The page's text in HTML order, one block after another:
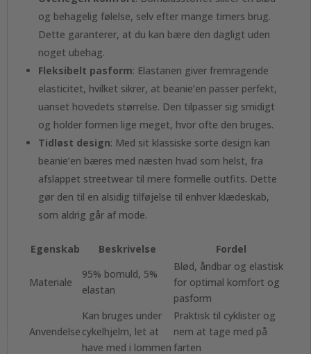
og behagelig følelse, selv efter mange timers brug.
Dette garanterer, at du kan bære den dagligt uden
noget ubehag.
Fleksibelt pasform: Elastanen giver fremragende
elasticitet, hvilket sikrer, at beanie’en passer perfekt,
uanset hovedets størrelse. Den tilpasser sig smidigt
og holder formen lige meget, hvor ofte den bruges.
Tidløst design: Med sit klassiske sorte design kan
beanie’en bæres med næsten hvad som helst, fra
afslappet streetwear til mere formelle outfits. Dette
gør den til en alsidig tilføjelse til enhver klædeskab,
som aldrig går af mode.
Egenskab Beskrivelse Fordel
Materiale
95% bomuld, 5%
elastan
Blød, åndbar og elastisk
for optimal komfort og
pasform
Anvendelse
Kan bruges under
cykelhjelm, let at
have med i lommen
Praktisk til cyklister og
nem at tage med på
farten